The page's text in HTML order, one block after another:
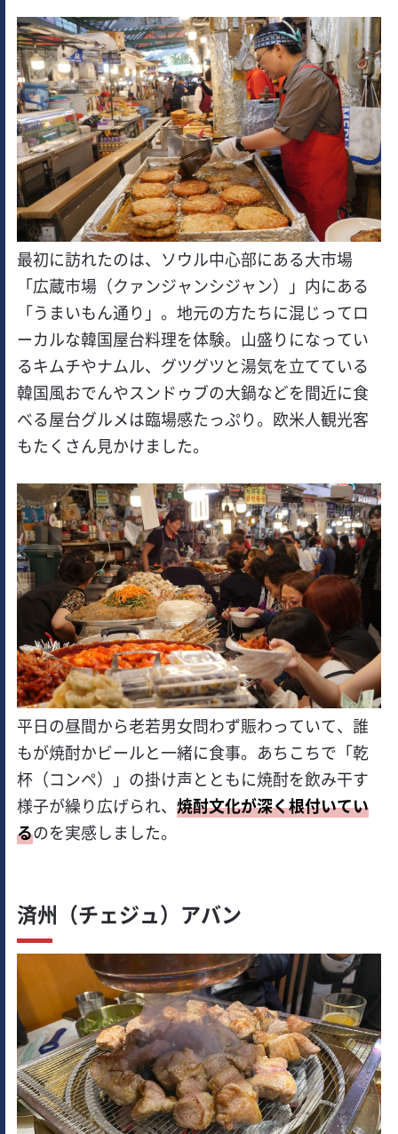
最初に訪れたのは、ソウル中心部にある大市場
「広蔵市場（クァンジャンシジャン）」内にある
「うまいもん通り」。地元の方たちに混じってロ
ーカルな韓国屋台料理を体験。山盛りになってい
るキムチやナムル、グツグツと湯気を立てている
韓国風おでんやスンドゥブの大鍋などを間近に食
べる屋台グルメは臨場感たっぷり。欧米人観光客
もたくさん見かけました。
平日の昼間から老若男女問わず賑わっていて、誰
もが焼酎かビールと一緒に食事。あちこちで「乾
杯（コンペ）」の掛け声とともに焼酎を飲み干す
様子が繰り広げられ、焼酎文化が深く根付いてい
るのを実感しました。
済州（チェジュ）アバン